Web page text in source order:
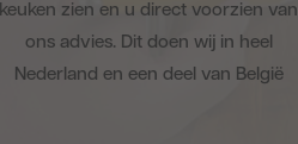
keuken zien en u direct voorzien van
ons advies. Dit doen wij in heel
Nederland en een deel van België